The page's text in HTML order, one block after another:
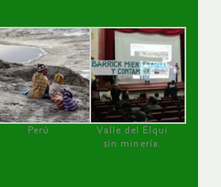
Perú
Valle del Elqui
sin minería.